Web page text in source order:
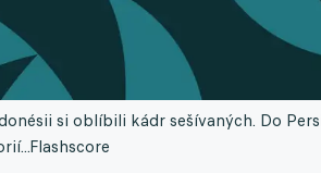
si oblíbili kádr sešívaných. Do
Flashscore